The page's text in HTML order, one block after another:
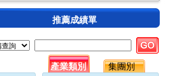
推薦成績單
產業類別
集團別